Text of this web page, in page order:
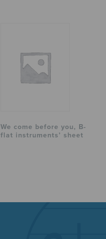
We come before you, B-
flat instruments’ sheet